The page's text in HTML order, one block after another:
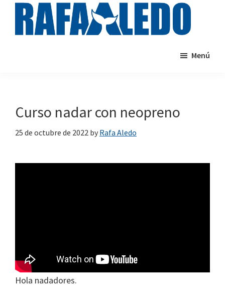
contenido
Menú
Curso nadar con neopreno
25 de octubre de 2022 by Rafa Aledo
Hola nadadores.